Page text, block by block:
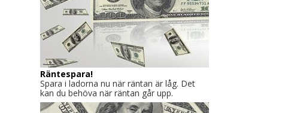
Räntespara!
Spara i ladorna nu när räntan är låg. Det
kan du behöva när räntan går upp.